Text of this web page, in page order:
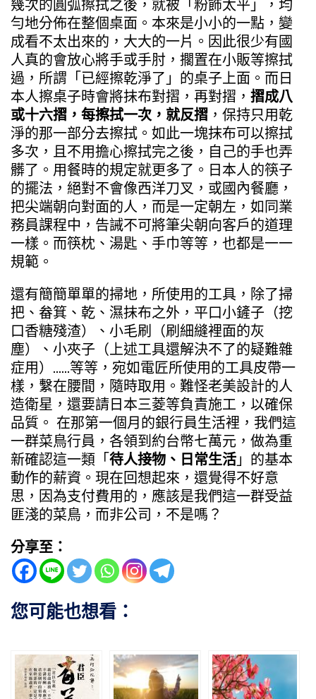
幾次的圓弧擦拭之後，就被「粉飾太平」，均
勻地分佈在整個桌面。本來是小小的一點，變
成看不太出來的，大大的一片。因此很少有國
人真的會放心將手或手肘，擱置在小販等擦拭
過，所謂「已經擦乾淨了」的桌子上面。而日
本人擦桌子時會將抹布對摺，再對摺， 摺成八
或十六摺，每擦拭一次，就反摺 ，保持只用乾
淨的那一部分去擦拭。如此一塊抹布可以擦拭
多次，且不用擔心擦拭完之後，自己的手也弄
髒了。用餐時的規定就更多了。日本人的筷子
的擺法，絕對不會像西洋刀叉，或國內餐廳，
把尖端朝向對面的人，而是一定朝左，如同業
務員課程中，告誡不可將筆尖朝向客戶的道理
一樣。而筷枕、湯匙、手巾等等，也都是一一
規範。
還有簡簡單單的掃地，所使用的工具，除了掃
把、畚箕、乾、濕抹布之外，平口小鏟子（挖
口香糖殘渣）、小毛刷（刷細縫裡面的灰
塵）、小夾子（上述工具還解決不了的疑難雜
症用）……等等，宛如電匠所使用的工具皮帶一
樣，繫在腰間，隨時取用。難怪老美設計的人
造衛星，還要請日本三菱等負責施工，以確保
品質。 在那第一個月的銀行員生活裡，我們這
一群菜鳥行員，各領到約台幣七萬元，做為重
新確認這一類「 待人接物、日常生活 」的基本
動作的薪資。現在回想起來，還覺得不好意
思，因為支付費用的，應該是我們這一群受益
匪淺的菜鳥，而非公司，不是嗎？
分享至：
您可能也想看：